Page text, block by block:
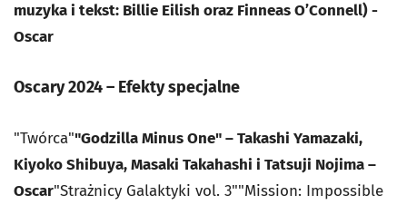
muzyka i tekst: Billie Eilish oraz Finneas O’Connell) -
Oscar
Oscary 2024 – Efekty specjalne
"Twórca""Godzilla Minus One" – Takashi Yamazaki,
Kiyoko Shibuya, Masaki Takahashi i Tatsuji Nojima –
Oscar"Strażnicy Galaktyki vol. 3""Mission: Impossible